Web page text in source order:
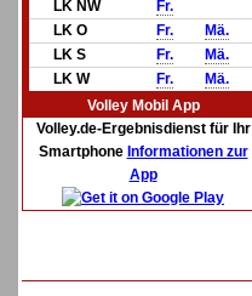
LK NW
Fr.
LK O
Fr.
Mä.
LK S
Fr.
Mä.
LK W
Fr.
Mä.
Volley Mobil App
Volley.de-Ergebnisdienst für Ihr
Smartphone Informationen zur
App